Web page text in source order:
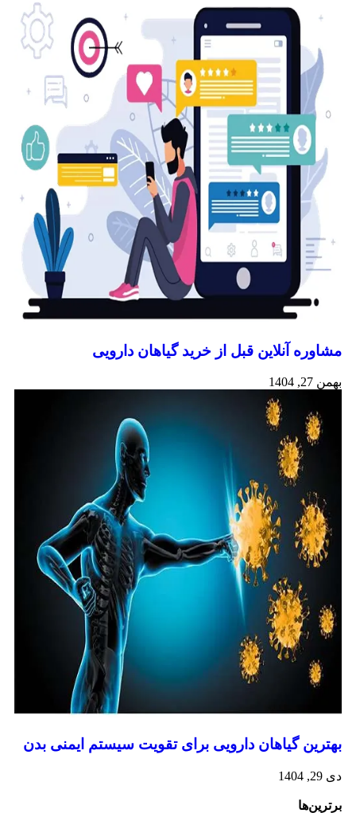
مشاوره آنلاین قبل از خرید گیاهان دارویی
بهمن 27, 1404
بهترین گیاهان دارویی برای تقویت سیستم ایمنی بدن
دی 29, 1404
برترین‌ها